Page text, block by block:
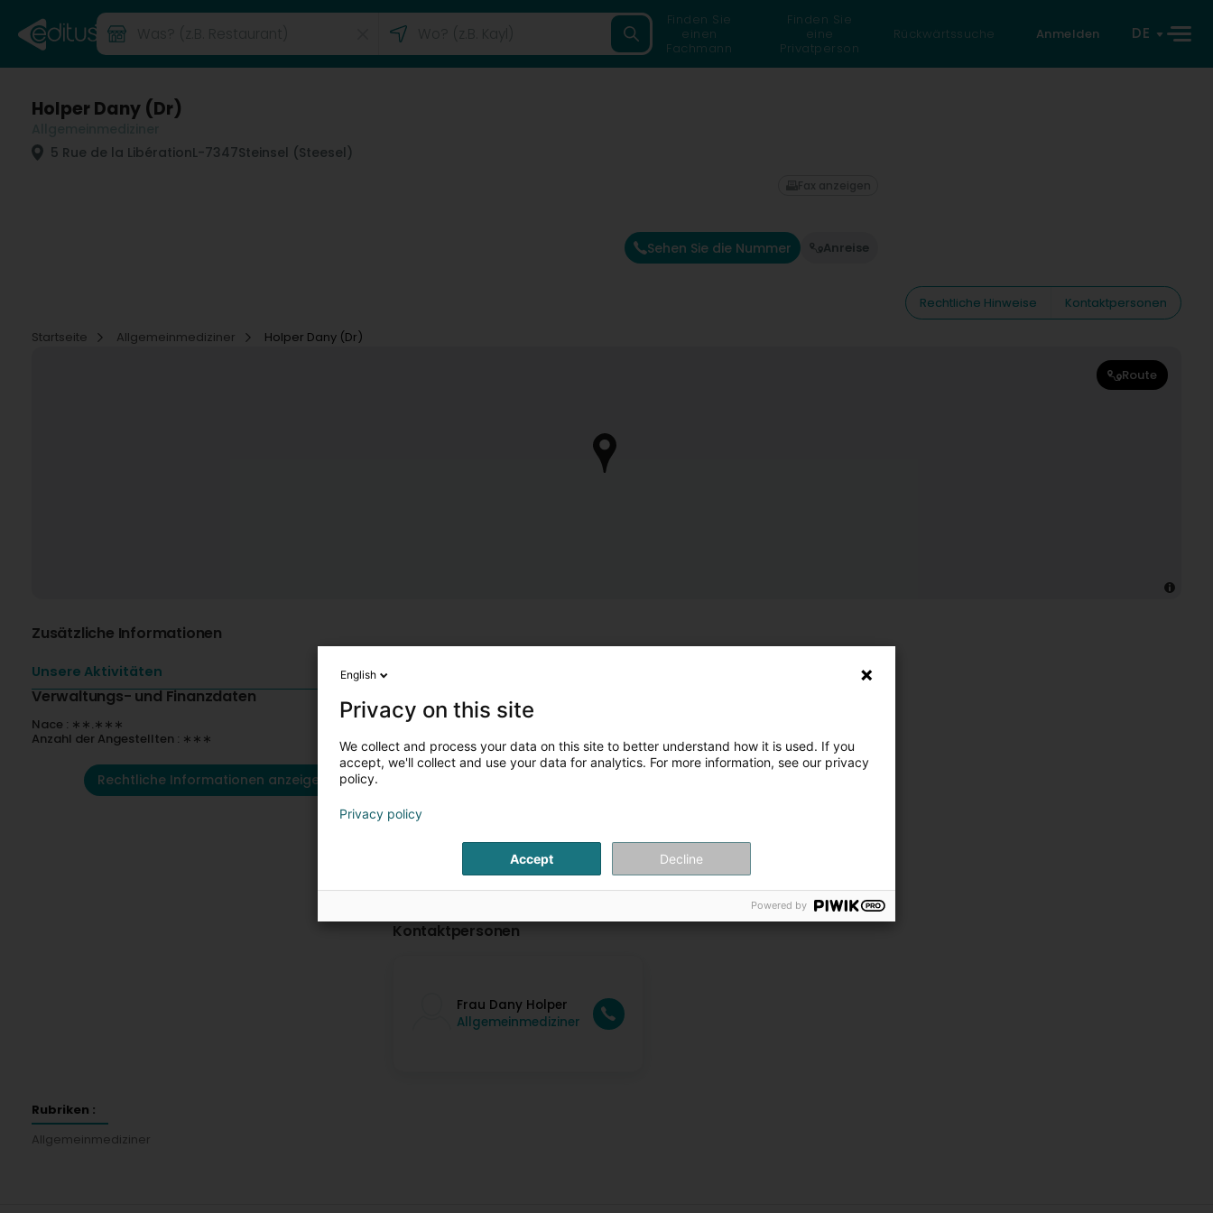
Finden Sie
einen
Fachmann
Finden Sie
eine
Privatperson
Rückwärtssuche Anmelden DE
Holper Dany (Dr)
5 Rue de la LibérationL-7347Steinsel (Steesel)
Sehen Sie die Nummer Anreise
Fax anzeigen
Rechtliche Hinweise
Kontaktpersonen
Startseite
Allgemeinmediziner Holper Dany (Dr)
Route
Zusätzliche Informationen
Unsere Aktivitäten
Verwaltungs- und Finanzdaten
Nace : ∗∗.∗∗∗
Anzahl der Angestellten : ∗∗∗
Rechtliche Informationen anzeigen
Kontaktpersonen
Frau Dany Holper
Allgemeinmediziner
Rubriken :
Allgemeinmediziner
English
Privacy on this site
We collect and process your data on this site to better understand how it is used. If you
accept, we'll collect and use your data for analytics. For more information, see our privacy
policy.
Privacy policy
Accept Decline
Powered by